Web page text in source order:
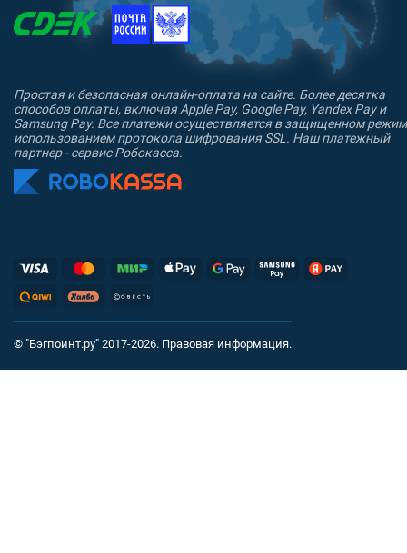
Простая и безопасная онлайн-оплата на сайте. Более десятка
способов оплаты, включая Apple Pay, Google Pay, Yandex Pay и
Samsung Pay. Все платежи осуществляется в защищенном
использованием протокола шифрования SSL. Наш платежный
партнер - сервис Робокасса.
© "Бэгпоинт.ру" 2017-2026. Правовая информация.